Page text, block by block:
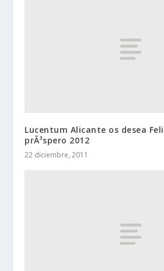
Lucentum Alicante os desea
prÃ³spero 2012
22 diciembre, 2011